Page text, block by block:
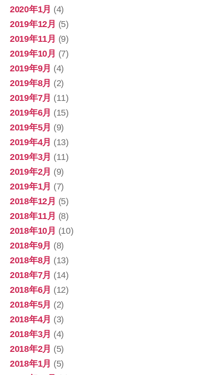
2020年1月 (4)
2019年12月 (5)
2019年11月 (9)
2019年10月 (7)
2019年9月 (4)
2019年8月 (2)
2019年7月 (11)
2019年6月 (15)
2019年5月 (9)
2019年4月 (13)
2019年3月 (11)
2019年2月 (9)
2019年1月 (7)
2018年12月 (5)
2018年11月 (8)
2018年10月 (10)
2018年9月 (8)
2018年8月 (13)
2018年7月 (14)
2018年6月 (12)
2018年5月 (2)
2018年4月 (3)
2018年3月 (4)
2018年2月 (5)
2018年1月 (5)